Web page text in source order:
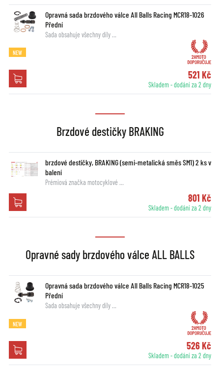
Opravná sada brzdového válce All Balls Racing MCR18-1026
Přední
Sada obsahuje všechny díly …
NEW
521 Kč
Skladem - dodání za 2 dny
Brzdové destičky BRAKING
brzdové destičky, BRAKING (semi-metalická směs SM1) 2 ks v
balení
Prémiová značka motocyklové …
801 Kč
Skladem - dodání za 2 dny
Opravné sady brzdového válce ALL BALLS
Opravná sada brzdového válce All Balls Racing MCR18-1025
Přední
Sada obsahuje všechny díly …
NEW
526 Kč
Skladem - dodání za 2 dny